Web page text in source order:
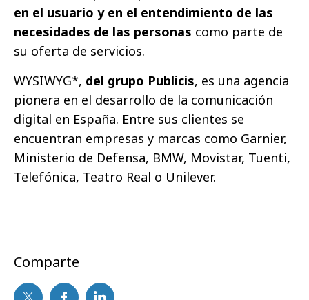
en el usuario y en el entendimiento de las
necesidades de las personas como parte de
su oferta de servicios.
WYSIWYG*, del grupo Publicis, es una agencia
pionera en el desarrollo de la comunicación
digital en España. Entre sus clientes se
encuentran empresas y marcas como Garnier,
Ministerio de Defensa, BMW, Movistar, Tuenti,
Telefónica, Teatro Real o Unilever.
Comparte